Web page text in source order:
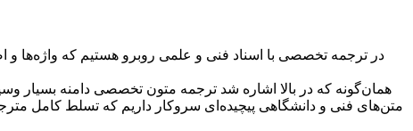
در ترجمه تخصصی با اسناد فنی و علمی روبرو هستیم که واژه‌ها
همان‌‌گونه که در بالا اشاره شد ترجمه متون تخصصی دامنه بسیار
متن‌های فنی و دانشگاهی پیچیده‌ای سروکار داریم که تسلط کامل